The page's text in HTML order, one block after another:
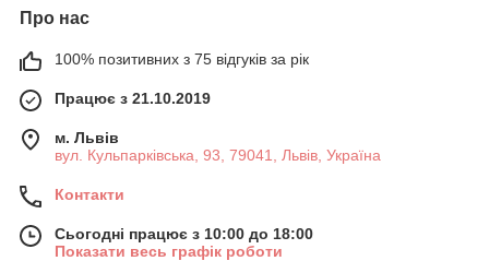
Про нас
100% позитивних з 75 відгуків за рік
Працює з 21.10.2019
м. Львів
вул. Кульпарківська, 93, 79041, Львів, Україна
Контакти
Сьогодні працює з 10:00 до 18:00
Показати весь графік роботи